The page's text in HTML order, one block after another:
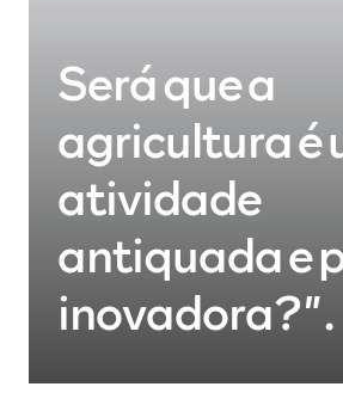
Clientes
Contactos
Português
Será que a
agricultura é
atividade
antiquada e
inovadora?”.